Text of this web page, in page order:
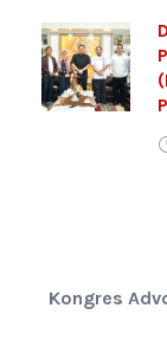
Kongres